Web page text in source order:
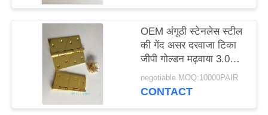
OEM अंगूठी स्टेनलेस स्टील
की गेंद असर दरवाजा टिका
जीपी गोल्डन मढ़वाया 3.0
negotiable MOQ:10000PAIR
CONTACT